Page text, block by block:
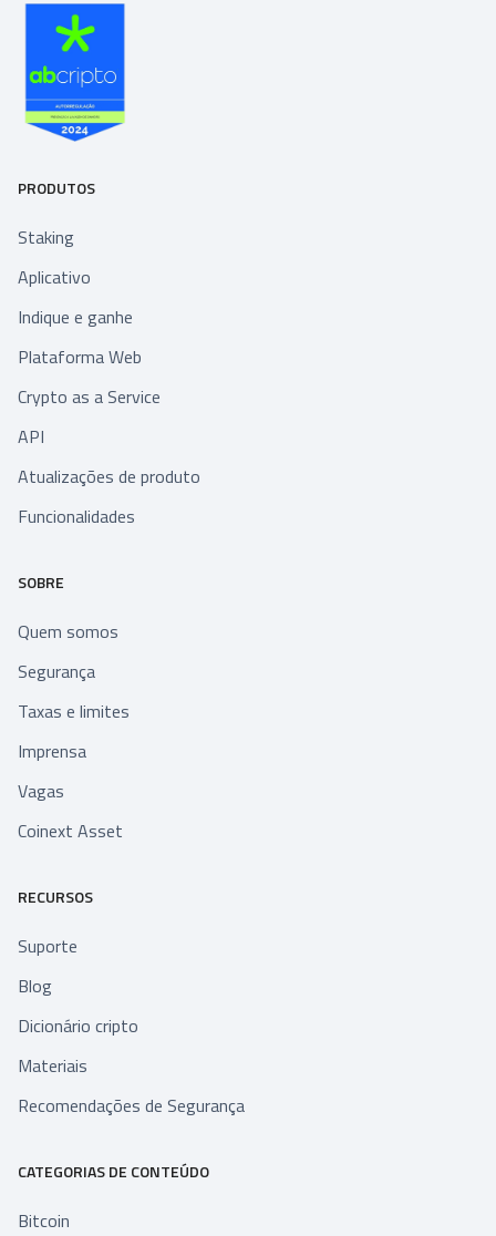
PRODUTOS
Staking
Aplicativo
Indique e ganhe
Plataforma Web
Crypto as a Service
API
Atualizações de produto
Funcionalidades
SOBRE
Quem somos
Segurança
Taxas e limites
Imprensa
Vagas
Coinext Asset
RECURSOS
Suporte
Blog
Dicionário cripto
Materiais
Recomendações de Segurança
CATEGORIAS DE CONTEÚDO
Bitcoin